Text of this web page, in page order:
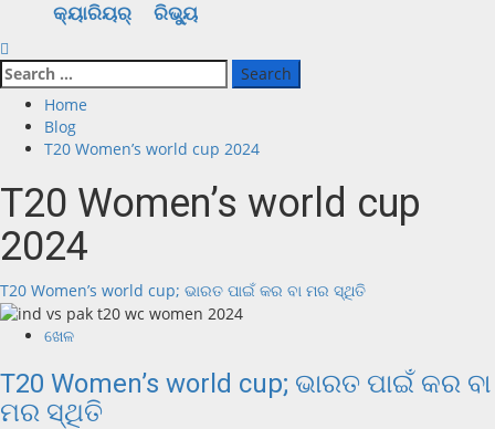
କ୍ୟାରିୟର୍
ରିଭ୍ୟୁ
Home
Blog
T20 Women’s world cup 2024
T20 Women’s world cup
2024
T20 Women’s world cup; ଭାରତ ପାଇଁ କର ବା ମର ସ୍ଥିତି
ଖେଳ
T20 Women’s world cup; ଭାରତ ପାଇଁ କର ବା
ମର ସ୍ଥିତି